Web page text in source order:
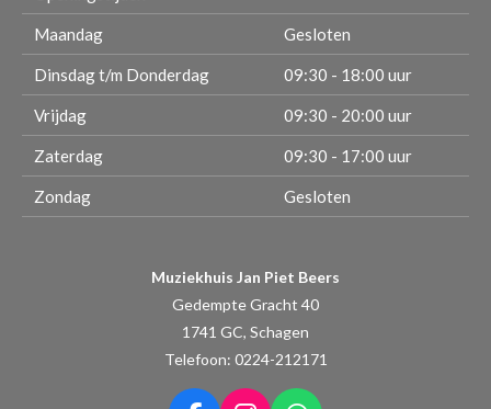
Maandag Gesloten
Dinsdag t/m Donderdag 09:30 - 18:00 uur
Vrijdag 09:30 - 20:00 uur
Zaterdag 09:30 - 17:00 uur
Zondag Gesloten
Muziekhuis Jan Piet Beers
Gedempte Gracht 40
1741 GC, Schagen
Telefoon: 0224-212171